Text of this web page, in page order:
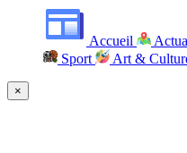
Accueil
Sport
Art &
×